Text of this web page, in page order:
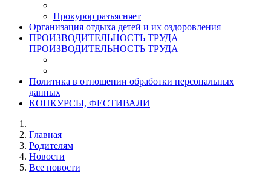
Прокурор разъясняет
Организация отдыха детей и их оздоровления
ПРОИЗВОДИТЕЛЬНОСТЬ ТРУДА
ПРОИЗВОДИТЕЛЬНОСТЬ ТРУДА
Политика в отношении обработки персональных
данных
КОНКУРСЫ, ФЕСТИВАЛИ
Главная
Родителям
Новости
Все новости